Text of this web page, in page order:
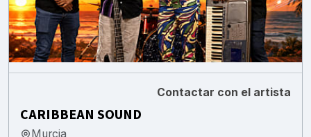
Contactar con el artista
CARIBBEAN SOUND
Murcia